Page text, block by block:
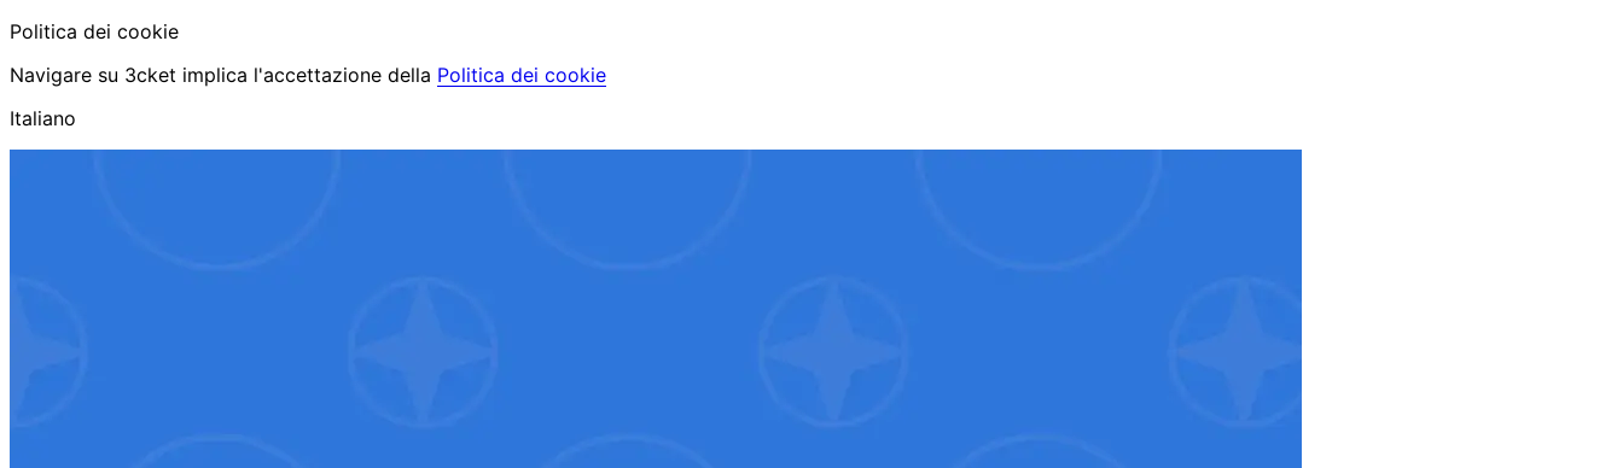
Politica dei cookie
Navigare su 3cket implica l'accettazione della Politica dei cookie
Italiano